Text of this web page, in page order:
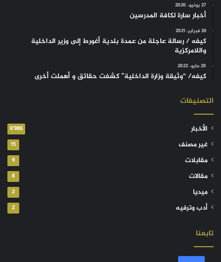
27 يونيو، 2020
أخبار سارة لكافة المدرسين
26 فبراير، 2021
كيفه / رسالة عاجلة من عمدة بلدية أغورط إلى وزير الداخلية
واللامركزية
20 مايو، 2022
كيفه/ “وثيقة وزارة الداخلية” كشفت حقائق و أهملت أخرى
التصنيفات
الأخبار 6٬986
غير مصنف 15
مقابلات 9
مقالات 8
ميديا 2
أدب وترفيه 2
تابعنا